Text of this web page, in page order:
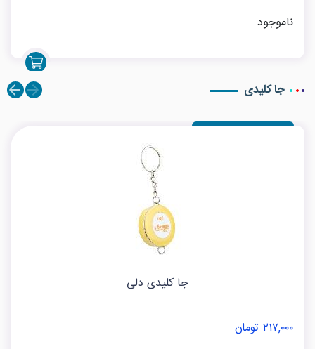
ناموجود
جا کلیدی
جا کلیدی دلی
۲۱۷,۰۰۰ تومان